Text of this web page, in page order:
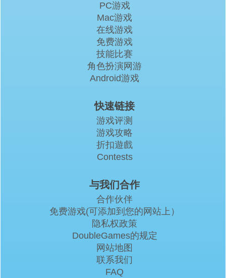
PC游戏
Mac游戏
在线游戏
免费游戏
技能比赛
角色扮演网游
Android游戏
快速链接
游戏评测
游戏攻略
折扣遊戲
Contests
与我们合作
合作伙伴
免费游戏(可添加到您的网站上）
隐私权政策
DoubleGames的规定
网站地图
联系我们
FAQ